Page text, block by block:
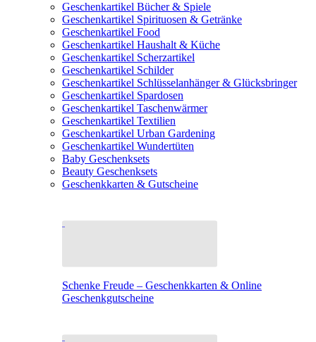
Geschenkartikel Bücher & Spiele
Geschenkartikel Spirituosen & Getränke
Geschenkartikel Food
Geschenkartikel Haushalt & Küche
Geschenkartikel Scherzartikel
Geschenkartikel Schilder
Geschenkartikel Schlüsselanhänger & Glücksbringer
Geschenkartikel Spardosen
Geschenkartikel Taschenwärmer
Geschenkartikel Textilien
Geschenkartikel Urban Gardening
Geschenkartikel Wundertüten
Baby Geschenksets
Beauty Geschenksets
Geschenkkarten & Gutscheine
Schenke Freude – Geschenkkarten & Online
Geschenkgutscheine